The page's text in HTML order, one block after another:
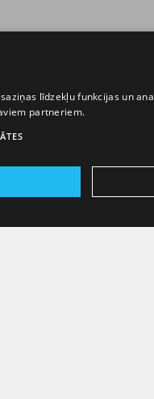
līdzekļu funkcijas un
partneriem.